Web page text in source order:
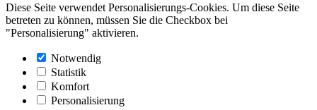
Diese Seite verwendet Personalisierungs-Cookies. Um diese Seite
betreten zu können, müssen Sie die Checkbox bei
"Personalisierung" aktivieren.
Notwendig
Statistik
Komfort
Personalisierung